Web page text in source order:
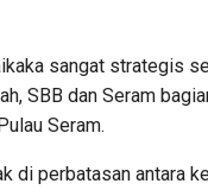
sangat strategis
SBB dan Seram
Seram.
di perbatasan antara